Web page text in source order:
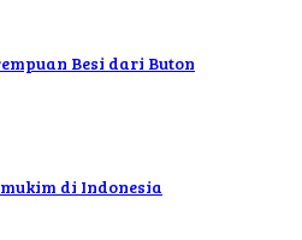
Besi dari Buton
di Indonesia